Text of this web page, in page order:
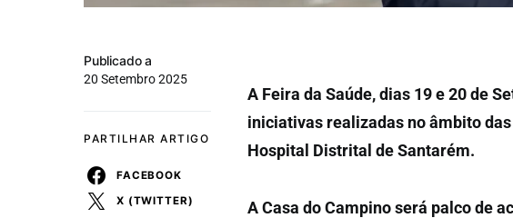
Publicado a
20 Setembro 2025
PARTILHAR ARTIGO
FACEBOOK
X (TWITTER)
A Feira da Saúde, dias 19 e 20 de
iniciativas realizadas no âmbito
Hospital Distrital de Santarém.
A Casa do Campino será palco de